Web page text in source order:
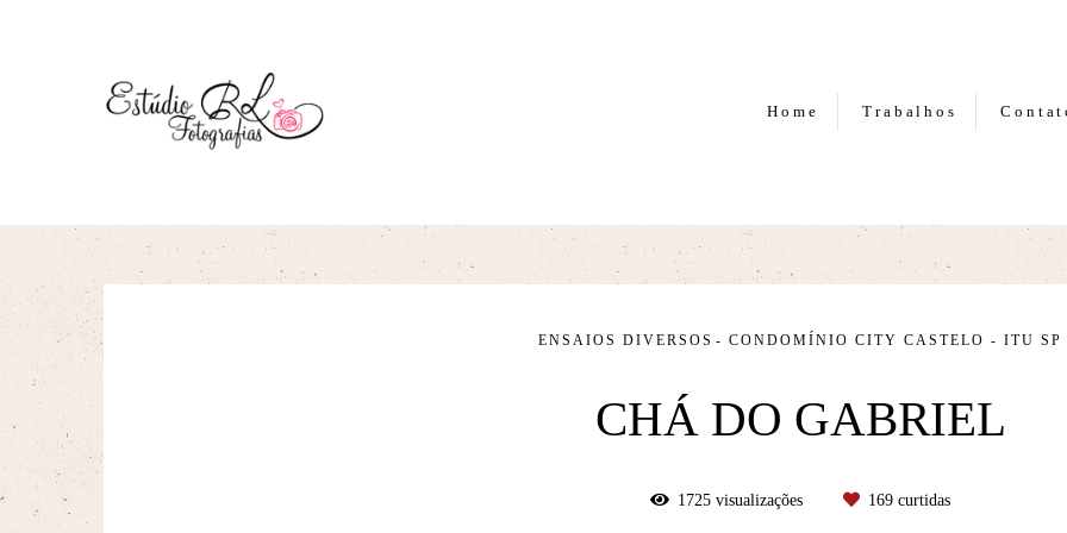
Home Trabalhos
ENSAIOS DIVERSOS CONDOMÍNIO CITY CASTELO - ITU SP
CHÁ DO GABRIEL
1725 visualizações 169 curtidas